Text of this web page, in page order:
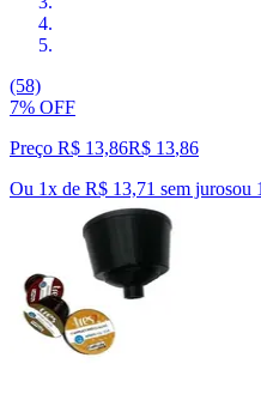
(58)
7% OFF
Preço R$ 13,86R$ 13,86
Ou 1x de R$ 13,71 sem jurosou 1